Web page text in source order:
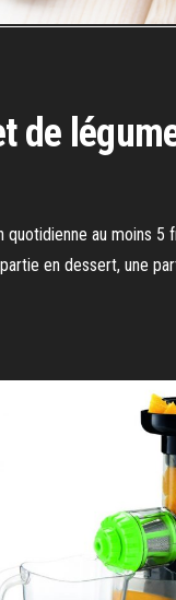
de
quotidienne au moins
en dessert, une